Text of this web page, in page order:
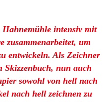
intensiv mit
zusammenarbeitet, um
entwickeln. Als Zeichner
Skizzenbuch, nun auch
sowohl von hell nach
nach hell zeichnen zu